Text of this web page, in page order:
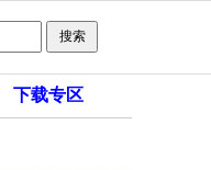
下载专区